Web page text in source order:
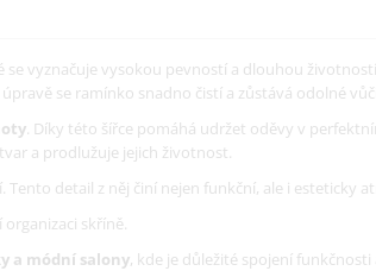
se vyznačuje vysokou pevností a dlouhou
se ramínko snadno čistí a zůstává odolné
. Díky této šířce pomáhá udržet oděvy v
a prodlužuje jejich životnost.
detail z něj činí nejen funkční, ale i esteticky
skříně.
a módní salony, kde je důležité spojení funkčnosti